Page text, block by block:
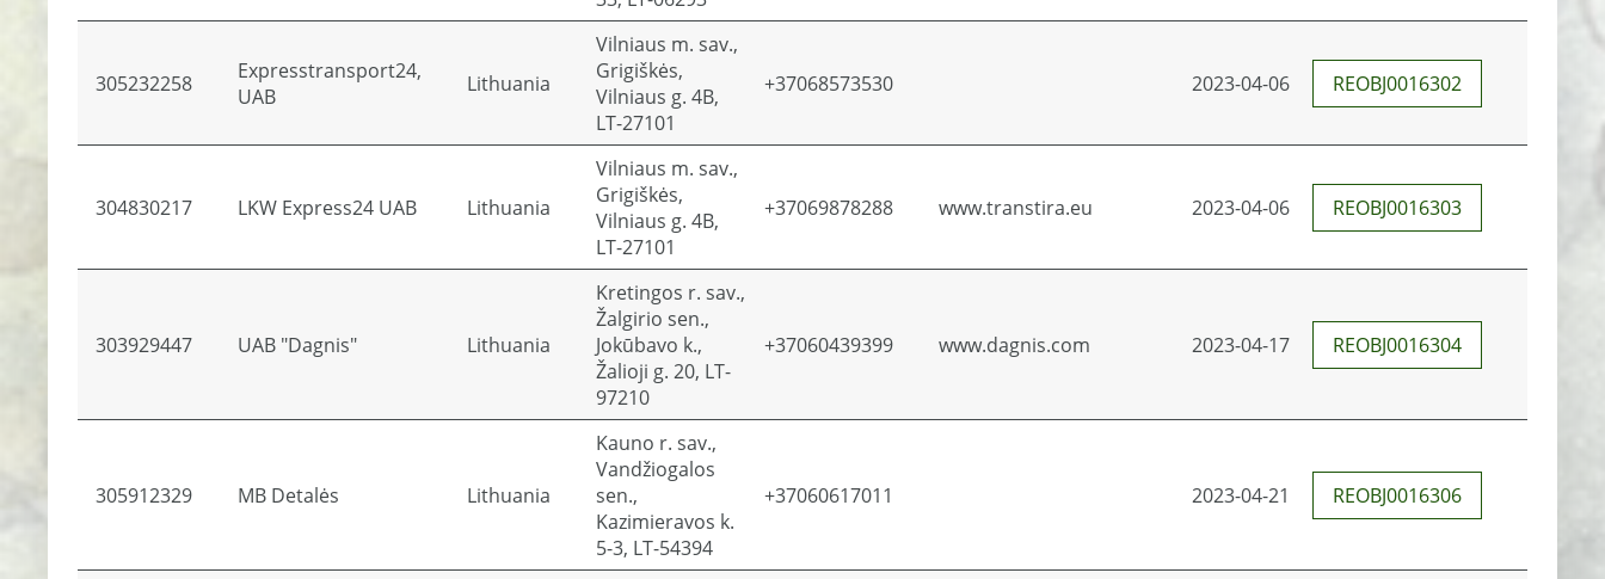
305232258
Expresstransport24,
UAB
Lithuania
Vilniaus m. sav.,
Grigiškės,
Vilniaus g. 4B,
LT-27101
+37068573530 2023-04-06 REOBJ0016302
304830217 LKW Express24 UAB Lithuania
Vilniaus m. sav.,
Grigiškės,
Vilniaus g. 4B,
LT-27101
+37069878288 www.transtira.eu 2023-04-06 REOBJ0016303
303929447 UAB "Dagnis" Lithuania
Kretingos r. sav.,
Žalgirio sen.,
Jokūbavo k.,
Žalioji g. 20, LT-
97210
+37060439399 www.dagnis.com 2023-04-17 REOBJ0016304
305912329 MB Detalės Lithuania
Kauno r. sav.,
Vandžiogalos
sen.,
Kazimieravos k.
5-3, LT-54394
+37060617011 2023-04-21 REOBJ0016306